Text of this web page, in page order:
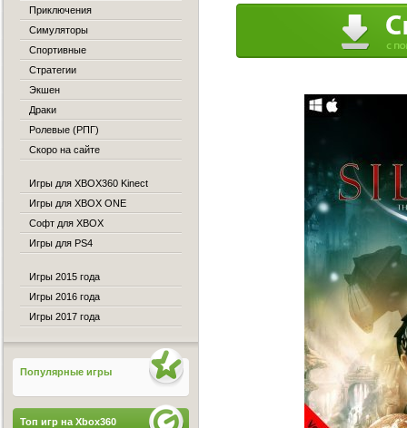
Приключения
Симуляторы
Спортивные
Стратегии
Экшен
Драки
Ролевые (РПГ)
Скоро на сайте
Игры для XBOX360 Kinect
Игры для XBOX ONE
Софт для XBOX
Игры для PS4
Игры 2015 года
Игры 2016 года
Игры 2017 года
Популярные игры
Топ игр на Xbox360